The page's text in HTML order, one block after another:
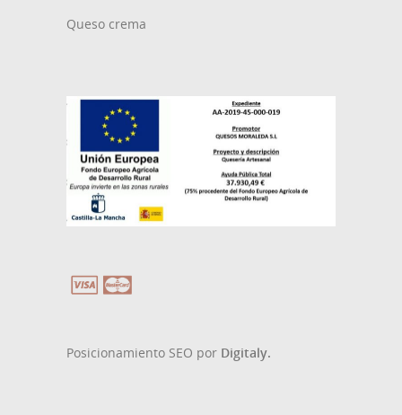
Queso crema
Posicionamiento SEO por Digitaly.